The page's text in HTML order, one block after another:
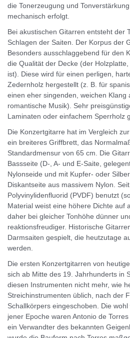
die Tonerzeugung und
mechanisch erfolgt.
Bei akustischen Gitarren entsteht der
Schlagen der Saiten. Der Korpus der
Besonders ausschlaggebend für den
die Qualität der Decke (der
ist). Diese wird für einen perligen,
Zedernholz hergestellt (z. B. für
einen eher singenden, weichen Klang
romantische Musik). Sehr
Laminaten oder einfachem Sperrholz
Die Konzertgitarre hat im Vergleich
ein breiteres Griffbrett, das
Standardmensur von 65 cm. Die
Bassseite (D-, A- und E-Saite,
Nylonseide und mit Kupfer- oder
Diskantseite aus massivem Nylon.
Polyvinylidenfluorid (PVDF) benutzt
Material weist eine höhere Dichte auf
daher bei gleicher Tonhöhe dünner
reaktionsfreudiger. Historische
Darmsaiten gespielt, die heutzutage
werden.
Die ersten Konzertgitarren von
sich ab Mitte des 19. Jahrhunderts in
diesen Instrumenten nicht mehr, wie
Streichinstrumenten üblich, nach der
Schallkörpers eingeschoben. Die
jener Epoche waren Antonio de
ein Verwandter des bekannten